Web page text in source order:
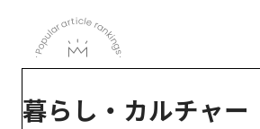
暮らし・カルチャー